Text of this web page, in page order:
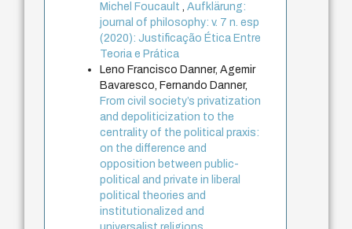
Michel Foucault,Aufklärung:
journal of philosophy: v. 7 n. esp
(2020): Justificação Ética Entre
Teoria e Prática
Leno Francisco Danner, Agemir
Bavaresco, Fernando Danner,
From civil society’s privatization
and depoliticization to the
centrality of the political praxis:
on the difference and
opposition between public-
political and private in liberal
political theories and
institutionalized and